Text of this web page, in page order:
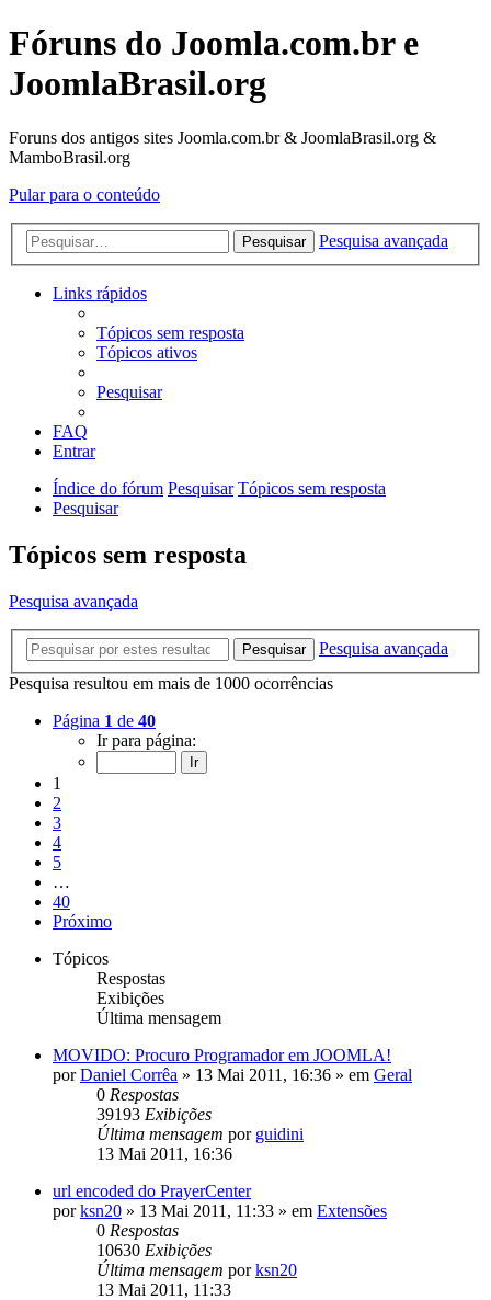
Fóruns do Joomla.com.br e
JoomlaBrasil.org
Foruns dos antigos sites Joomla.com.br & JoomlaBrasil.org &
MamboBrasil.org
Pular para o conteúdo
Pesquisar Pesquisa avançada
Links rápidos
Tópicos sem resposta
Tópicos ativos
Pesquisar
FAQ
Entrar
Índice do fórum Pesquisar Tópicos sem resposta
Pesquisar
Tópicos sem resposta
Pesquisa avançada
Pesquisar
Pesquisa avançada
Pesquisa resultou em mais de 1000 ocorrências
Página 1 de 40
Ir para página:
1
2
3
4
5
…
40
Próximo
Tópicos
Respostas
Exibições
Última mensagem
MOVIDO: Procuro Programador em JOOMLA!
porDaniel Corrêa » 13 Mai 2011, 16:36 » em Geral
0 Respostas
39193 Exibições
Última mensagem por guidini
13 Mai 2011, 16:36
url encoded do PrayerCenter
porksn20 » 13 Mai 2011, 11:33 » em Extensões
0 Respostas
10630 Exibições
Última mensagem porksn20
13 Mai 2011, 11:33